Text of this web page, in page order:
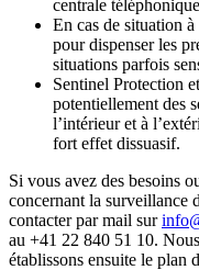
centrale
En cas de situation
pour dispenser les
situations parfois
Sentinel Protection
potentiellement des
l’intérieur et à
fort effet dissuasif.
Si vous avez des besoins
concernant la surveillance
contacter par mail sur
au +41 22 840 51 10.
établissons ensuite le plan